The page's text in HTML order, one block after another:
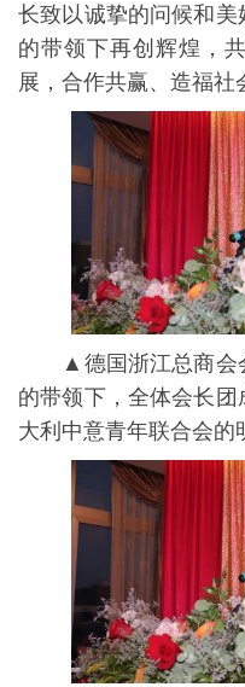
长致以诚挚的问候和
的带领下再创辉煌，
展，合作共赢、造福社
▲德国浙江总商会会
的带领下，全体会长
大利中意青年联合会的